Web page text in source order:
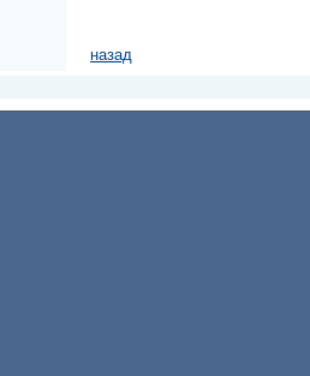
назад